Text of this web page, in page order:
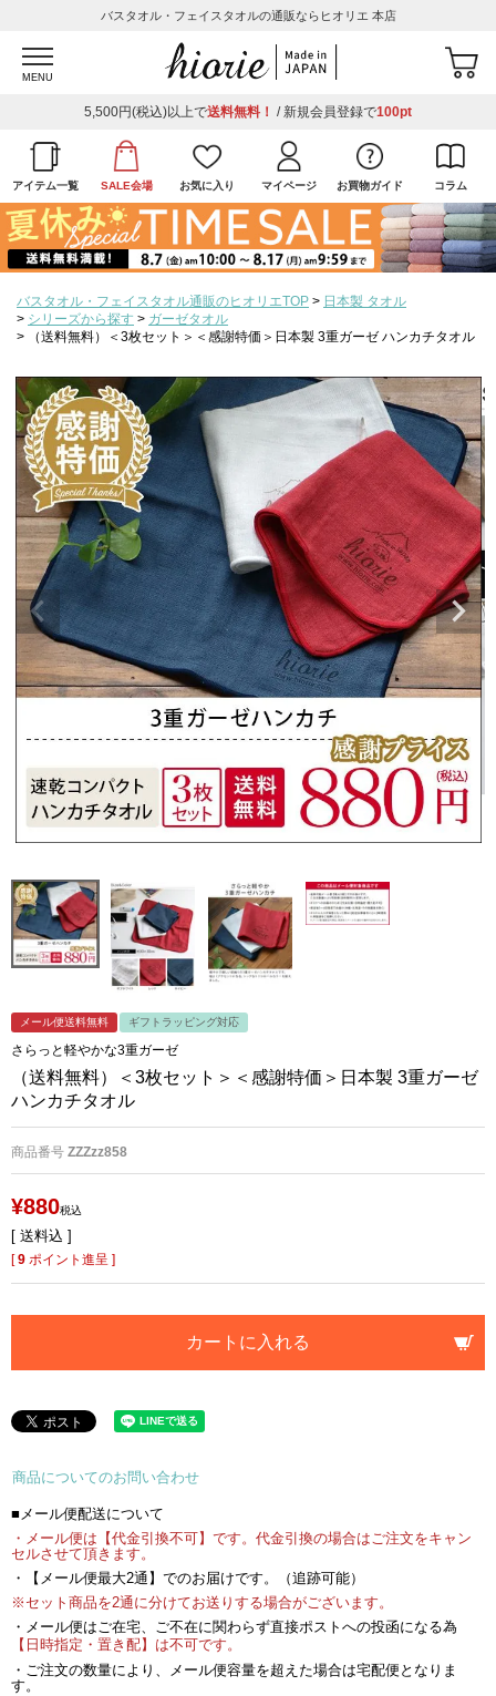
バスタオル・フェイスタオルの通販ならヒオリエ 本店
MENU
5,500円(税込)以上で送料無料！ / 新規会員登録で100pt
アイテム一覧 SALE会場 お気に入り マイページ お買物ガイド コラム
バスタオル・フェイスタオル通販のヒオリエTOP
日本製 タオル
シリーズから探す
ガーゼタオル
（送料無料）＜3枚セット＞＜感謝特価＞日本製 3重ガーゼ ハンカチタオル
メール便送料無料 ギフトラッピング対応
さらっと軽やかな3重ガーゼ
（送料無料）＜3枚セット＞＜感謝特価＞日本製 3重ガーゼ
ハンカチタオル
商品番号 ZZZzz858
¥880税込
送料込
[9 ポイント進呈 ]
カートに入れる
商品についてのお問い合わせ
■メール便配送について
・メール便は【代金引換不可】です。代金引換の場合はご注文をキャン
セルさせて頂きます。
・【メール便最大2通】でのお届けです。（追跡可能）
※セット商品を2通に分けてお送りする場合がございます。
・メール便はご在宅、ご不在に関わらず直接ポストへの投函になる為
【日時指定・置き配】は不可です。
・ご注文の数量により、メール便容量を超えた場合は宅配便となりま
す。